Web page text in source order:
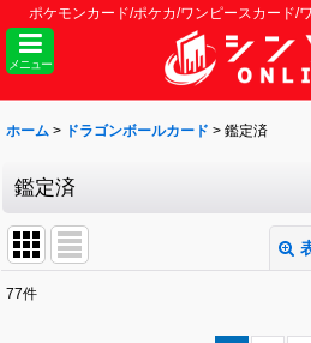
ポケモンカード/ポケカ/ワンピースカード
メニュー
ホーム > ドラゴンボールカード > 鑑定済
鑑定済
77件